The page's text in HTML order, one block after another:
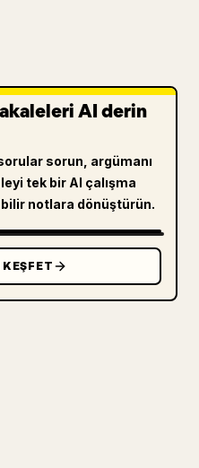
AI derin
sorun, argümanı
tek bir AI çalışma
notlara dönüştürün.